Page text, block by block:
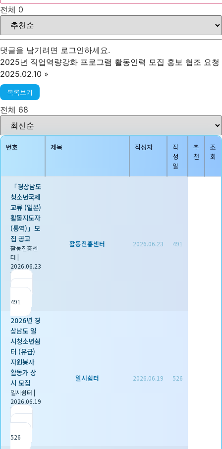
전체 0
댓글을 남기려면 로그인하세요.
2025년 직업역량강화 프로그램 활동인력 모집 홍보 협조 요청
2025.02.10 »
목록보기
전체 68
번호 제목 작성자
작
성
일
추
천
조
회
「경상남도
청소년국제
교류 (일본)
활동지도자
(통역)」모
집 공고
활동진흥센
터 |
2026.06.23
|
조회
491
활동진흥센터 2026.06.23 491
2026년 경
상남도 일
시청소년쉼
터 (유급)
자원봉사
활동가 상
시 모집
일시쉼터 |
2026.06.19
|
조회
526
일시쉼터 2026.06.19 526